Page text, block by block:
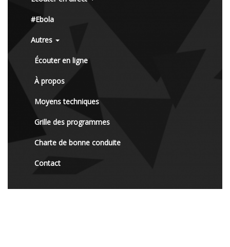
#Ebola
Autres
Écouter en ligne
À propos
Moyens techniques
Grille des programmes
Charte de bonne conduite
Contact